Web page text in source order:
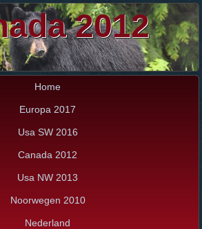
2012
Home
Europa 2017
Usa SW 2016
Canada 2012
Usa NW 2013
Noorwegen 2010
Nederland